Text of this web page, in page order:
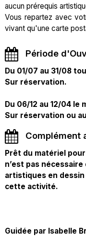
aucun prérequis
Vous repartez avec
vivant qu'une carte
Période
Du 01/07 au 31/08
Sur réservation.
Du 06/12 au 12/04 le
Sur réservation ou
Complément
Prêt du matériel
n’est pas
artistiques en
cette activité.
Guidée par Isabelle